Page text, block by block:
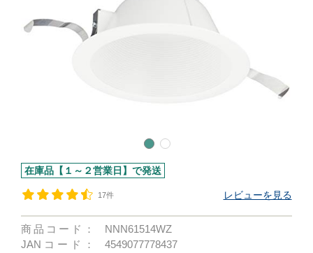
在庫品【１～２営業日】で発送
17件 レビューを見る
商品コード：
NNN61514WZ
JANコード：
4549077778437